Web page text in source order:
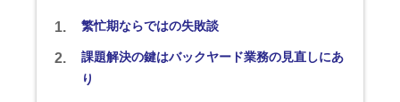
繁忙期ならではの失敗談
課題解決の鍵はバックヤード業務の見直しにあ
り